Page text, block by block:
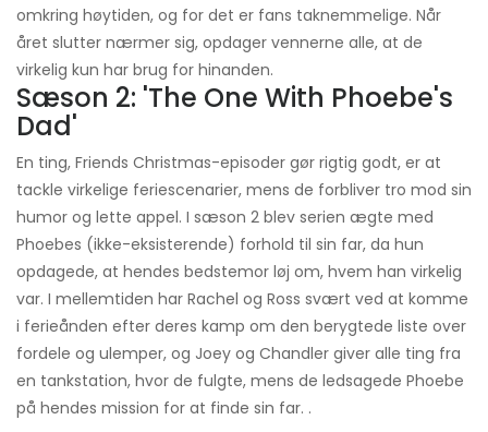
omkring høytiden, og for det er fans taknemmelige. Når
året slutter nærmer sig, opdager vennerne alle, at de
virkelig kun har brug for hinanden.
Sæson 2: 'The One With Phoebe's
Dad'
En ting, Friends Christmas-episoder gør rigtig godt, er at
tackle virkelige feriescenarier, mens de forbliver tro mod sin
humor og lette appel. I sæson 2 blev serien ægte med
Phoebes (ikke-eksisterende) forhold til sin far, da hun
opdagede, at hendes bedstemor løj om, hvem han virkelig
var. I mellemtiden har Rachel og Ross svært ved at komme
i ferieånden efter deres kamp om den berygtede liste over
fordele og ulemper, og Joey og Chandler giver alle ting fra
en tankstation, hvor de fulgte, mens de ledsagede Phoebe
på hendes mission for at finde sin far. .